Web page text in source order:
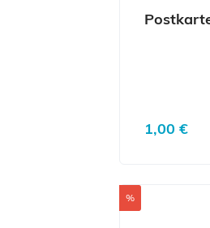
Regulärer
1,00 €
Rabatt
%